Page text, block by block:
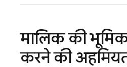
मालिक की
करने की